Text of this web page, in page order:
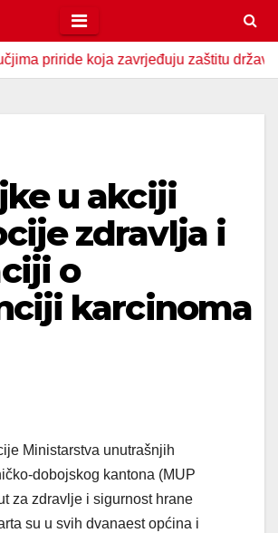
koja zavrjeđuju zaštitu države U
u akciji
zdravlja i
o
karcinoma
Ministarstva unutrašnjih
dobojskog kantona (MUP
za zdravlje i sigurnost hrane
su u svih dvanaest općina i